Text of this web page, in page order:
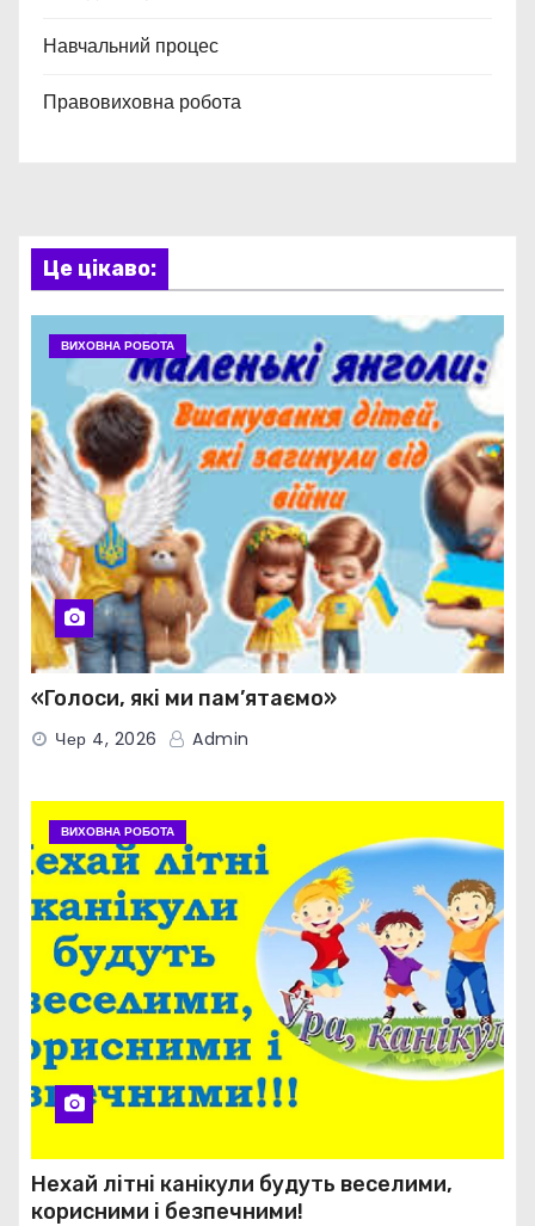
Навчальний процес
Правовиховна робота
Це цікаво:
ВИХОВНА РОБОТА
«Голоси, які ми пам’ятаємо»
Чер 4, 2026 Admin
ВИХОВНА РОБОТА
Нехай літні канікули будуть веселими,
корисними і безпечними!